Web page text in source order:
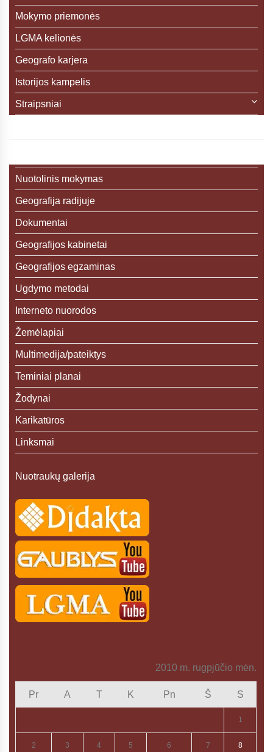
Mokymo priemonės
LGMA kelionės
Geografo karjera
Istorijos kampelis
Straipsniai
Nuotolinis mokymas
Geografija radijuje
Dokumentai
Geografijos kabinetai
Geografijos egzaminas
Ugdymo metodai
Interneto nuorodos
Žemėlapiai
Multimedija/pateiktys
Teminiai planai
Žodynai
Karikatūros
Linksmai
Nuotraukų galerija
2010 m. rugpjūčio mėn.
Pr A T K Pn Š S
1
2 3 4 5 6 7 8